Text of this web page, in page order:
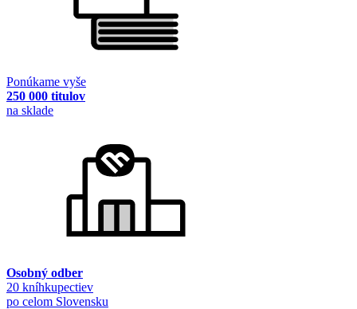
Ponúkame vyše
250 000 titulov
na sklade
Osobný odber
20 kníhkupectiev
po celom Slovensku